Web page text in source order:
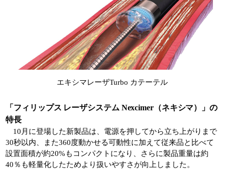
エキシマレーザTurbo カテーテル
「フィリップス レーザシステム Nexcimer（ネキシマ）」の
特長
10月に登場した新製品は、電源を押してから立ち上がりまで
30秒以内、また360度動かせる可動性に加えて従来品と比べて
設置面積が約20%もコンパクトになり、さらに製品重量は約
40％も軽量化したためより扱いやすさが向上しました。